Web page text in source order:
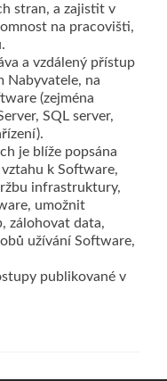
stran, a zajistit v
na pracovišti,
a vzdálený přístup
Nabyvatele, na
(zejména
SQL server,
je blíže popsána
k Software,
infrastruktury,
umožnit
zálohovat data,
užívání Software,
publikované v